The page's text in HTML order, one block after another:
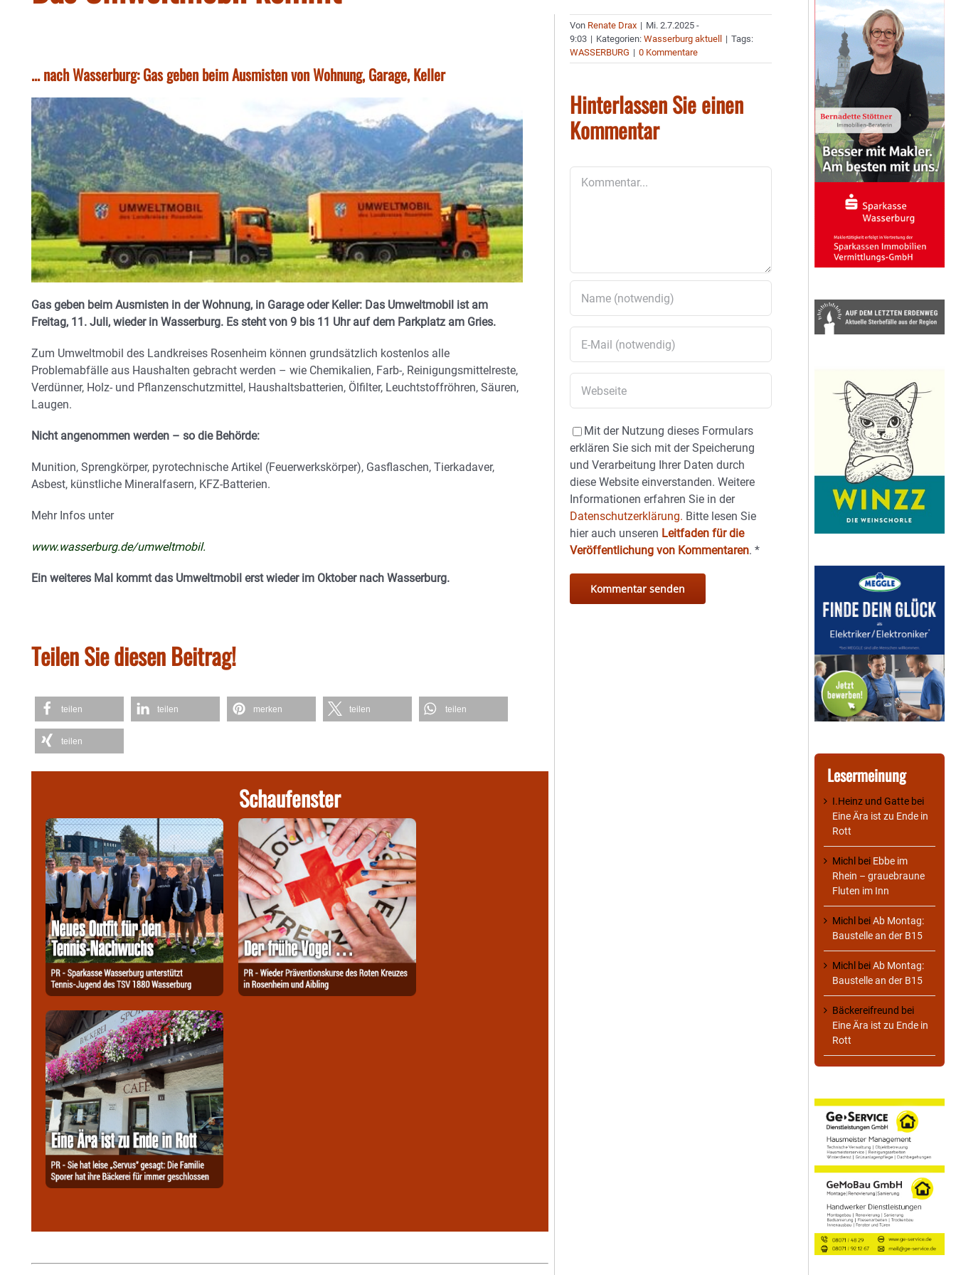
... nach Wasserburg: Gas geben beim Ausmisten von Wohnung, Garage, Keller
Gas geben beim Ausmisten in der Wohnung, in Garage oder Keller: Das Umweltmobil ist am
Freitag, 11. Juli, wieder in Wasserburg. Es steht von 9 bis 11 Uhr auf dem Parkplatz am Gries.
Zum Umweltmobil des Landkreises Rosenheim können grundsätzlich kostenlos alle
Problemabfälle aus Haushalten gebracht werden – wie Chemikalien, Farb-, Reinigungsmittelreste,
Verdünner, Holz- und Pflanzenschutzmittel, Haushaltsbatterien, Ölfilter, Leuchtstoffröhren, Säuren,
Laugen.
Nicht angenommen werden – so die Behörde:
Munition, Sprengkörper, pyrotechnische Artikel (Feuerwerkskörper), Gasflaschen, Tierkadaver,
Asbest, künstliche Mineralfasern, KFZ-Batterien.
Mehr Infos unter
www.wasserburg.de/umweltmobil.
Ein weiteres Mal kommt das Umweltmobil erst wieder im Oktober nach Wasserburg.
Teilen Sie diesen Beitrag!
teilen teilen merken teilen teilen
teilen
Schaufenster
Von Renate Drax | Mi. 2.7.2025 -
9:03 | Kategorien:Wasserburg aktuell | Tags:
WASSERBURG | 0 Kommentare
Hinterlassen Sie einen
Kommentar
Mit der Nutzung dieses Formulars
erklären Sie sich mit der Speicherung
und Verarbeitung Ihrer Daten durch
diese Website einverstanden. Weitere
Informationen erfahren Sie in der
Datenschutzerklärung. Bitte lesen Sie
hier auch unseren Leitfaden für die
Veröffentlichung von Kommentaren.*
Lesermeinung
I.Heinz und Gatte bei
Eine Ära ist zu Ende in
Rott
Michl bei Ebbe im
Rhein – grauebraune
Fluten im Inn
Michl beiAb Montag:
Baustelle an der B15
Michl beiAb Montag:
Baustelle an der B15
Bäckereifreund bei
Eine Ära ist zu Ende in
Rott